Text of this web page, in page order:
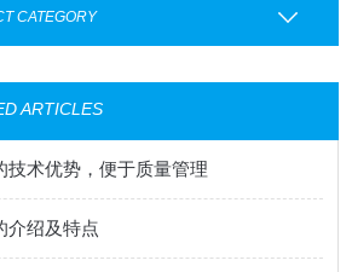
CATEGORY
ARTICLES
技术优势，便于质量管理
介绍及特点